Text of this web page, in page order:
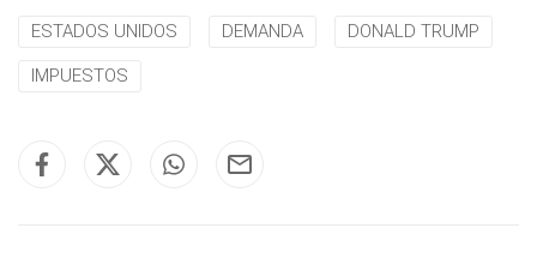
ESTADOS UNIDOS DEMANDA DONALD TRUMP
IMPUESTOS